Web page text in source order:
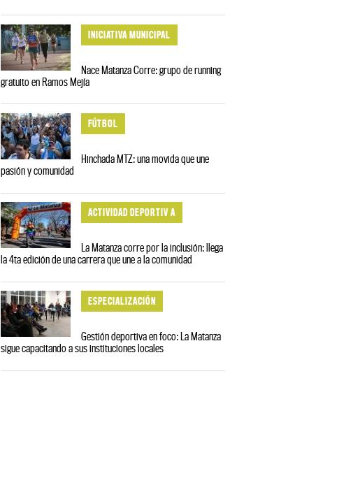
INICIATIVA MUNICIPAL
Nace Matanza Corre: grupo de running
gratuito en Ramos Mejía
FÚTBOL
Hinchada MTZ: una movida que une
pasión y comunidad
ACTIVIDAD DEPORTIV A
La Matanza corre por la inclusión: llega
la 4ta edición de una carrera que une a la comunidad
ESPECIALIZACIÓN
Gestión deportiva en foco: La Matanza
sigue capacitando a sus instituciones locales